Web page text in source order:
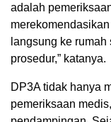
adalah
langsung ke
prosedur,” katanya.
DP3A tidak hanya
pemeriksaan